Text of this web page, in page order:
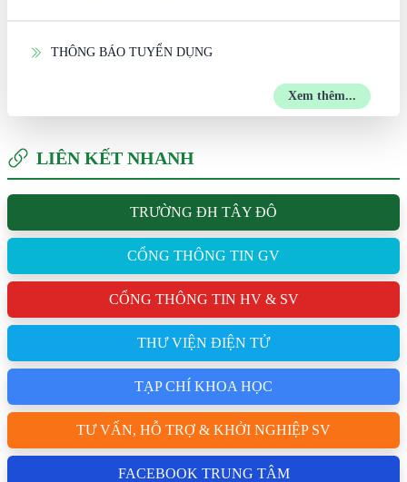
THÔNG BÁO TUYỂN DỤNG
Xem thêm...
LIÊN KẾT NHANH
TRƯỜNG ĐH TÂY ĐÔ
CỔNG THÔNG TIN GV
CỔNG THÔNG TIN HV & SV
THƯ VIỆN ĐIỆN TỬ
TẠP CHÍ KHOA HỌC
TƯ VẤN, HỖ TRỢ & KHỞI NGHIỆP SV
FACEBOOK TRUNG TÂM